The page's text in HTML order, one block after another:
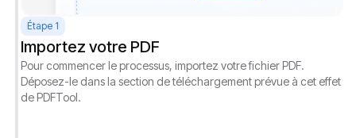
Étape 1
Importez votre PDF
Pour commencer le processus, importez votre fichier PDF.
Déposez-le dans la section de téléchargement prévue à cet effet
de PDFTool.